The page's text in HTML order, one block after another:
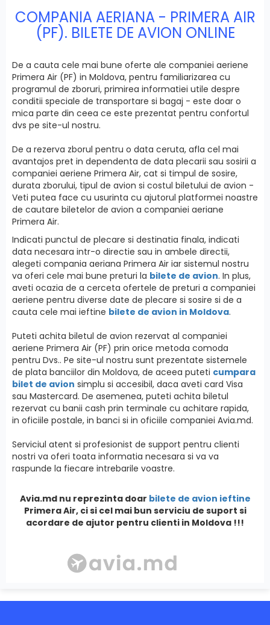
COMPANIA AERIANA - PRIMERA AIR
(PF). BILETE DE AVION ONLINE
De a cauta cele mai bune oferte ale companiei aeriene
Primera Air (PF) in Moldova, pentru familiarizarea cu
programul de zboruri, primirea informatiei utile despre
conditii speciale de transportare si bagaj - este doar o
mica parte din ceea ce este prezentat pentru confortul
dvs pe site-ul nostru.
De a rezerva zborul pentru o data ceruta, afla cel mai
avantajos pret in dependenta de data plecarii sau sosirii a
companiei aeriene Primera Air, cat si timpul de sosire,
durata zborului, tipul de avion si costul biletului de avion -
Veti putea face cu usurinta cu ajutorul platformei noastre
de cautare biletelor de avion a companiei aeriane
Primera Air.
Indicati punctul de plecare si destinatia finala, indicati
data necesara intr-o directie sau in ambele directii,
alegeti compania aeriana Primera Air iar sistemul nostru
va oferi cele mai bune preturi la bilete de avion. In plus,
aveti ocazia de a cerceta ofertele de preturi a companiei
aeriene pentru diverse date de plecare si sosire si de a
cauta cele mai ieftine bilete de avion in Moldova.
Puteti achita biletul de avion rezervat al companiei
aeriene Primera Air (PF) prin orice metoda comoda
pentru Dvs.. Pe site-ul nostru sunt prezentate sistemele
de plata banciilor din Moldova, de aceea puteti cumpara
bilet de avion simplu si accesibil, daca aveti card Visa
sau Mastercard. De asemenea, puteti achita biletul
rezervat cu banii cash prin terminale cu achitare rapida,
in oficiile postale, in banci si in oficiile companiei Avia.md.
Serviciul atent si profesionist de support pentru clienti
nostri va oferi toata informatia necesara si va va
raspunde la fiecare intrebarile voastre.
Avia.md nu reprezinta doar bilete de avion ieftine
Primera Air, ci si cel mai bun serviciu de suport si
acordare de ajutor pentru clienti in Moldova !!!